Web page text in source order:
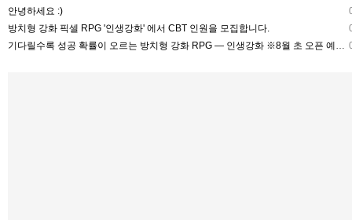
안녕하세요 :)
방치형 강화 픽셀 RPG '인생강화' 에서 CBT 인원을 모집합니다.
기다릴수록 성공 확률이 오르는 방치형 강화 RPG — 인생강화 ※8월 초 오픈 예정 (현재 CBT 중)